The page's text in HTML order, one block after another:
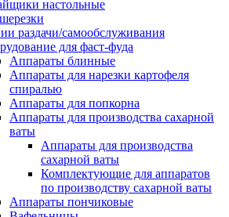
настольные
раздачи/самообслуживания
для фаст-фуда
Аппараты блинные
Аппараты для нарезки картофеля
спиралью
Аппараты для попкорна
Аппараты для производства сахарной
ваты
Аппараты для производства
сахарной ваты
Комплектующие для аппаратов
по производству сахарной ваты
Аппараты пончиковые